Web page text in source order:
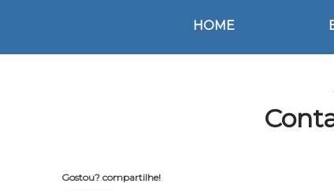
HOME
Gostou? compartilhe!